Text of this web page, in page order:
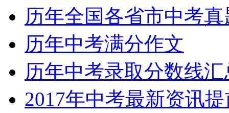
历年全国各省市中考
历年中考满分作文
历年中考录取分数线汇
2017年中考最新资讯